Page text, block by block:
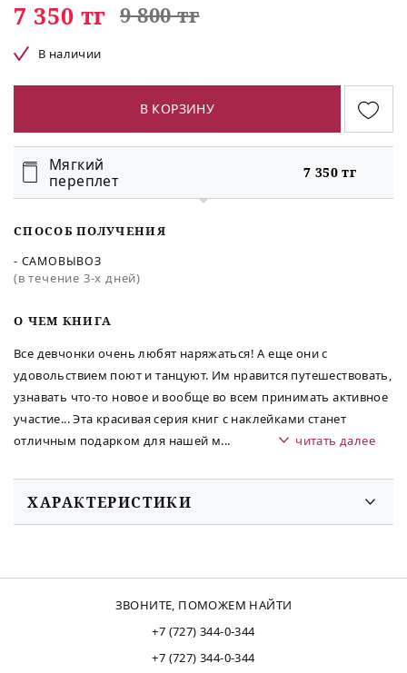
O ЧЕМ КНИГА
Все девчонки очень любят наряжаться! А еще они с
удовольствием поют и танцуют. Им нравится путешествовать,
узнавать что-то новое и вообще во всем принимать активное
участие... Эта красивая серия книг с наклейками станет
отличным подарком для нашей м... читать далее
7 350 тг 9 800 тг
В наличии
В КОРЗИНУ
Мягкий
переплет
7 350 тг
СПОСОБ ПОЛУЧЕНИЯ
- САМОВЫВОЗ
(в течение 3-х дней)
ХАРАКТЕРИСТИКИ
ЗВОНИТЕ, ПОМОЖЕМ НАЙТИ
+7 (727) 344-0-344
+7 (727) 344-0-344